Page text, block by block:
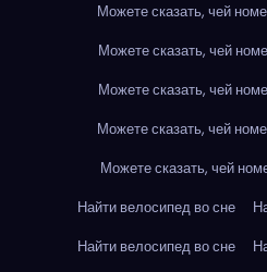
Можете сказать, чей
Можете сказать, чей
Можете сказать, чей
Можете сказать, чей
Можете сказать, чей
Найти велосипед во сне
Найти велосипед во сне